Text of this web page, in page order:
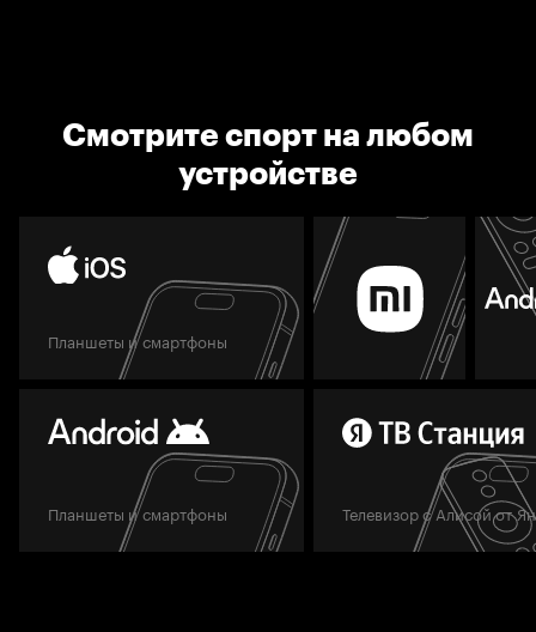
Смотрите спорт на любом
устройстве
Планшеты и смартфоны
Планшеты и смартфоны Телевизор с Алисой от